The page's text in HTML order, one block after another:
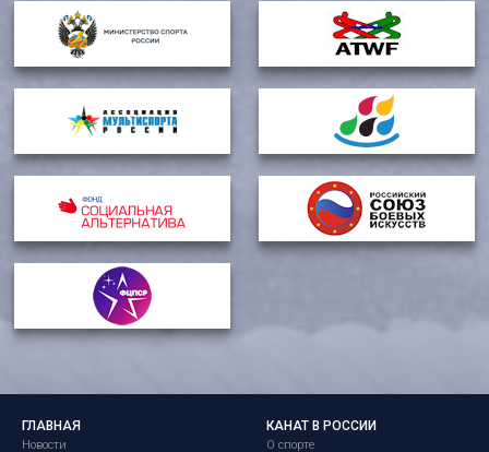
ГЛАВНАЯ
Новости
КАНАТ В РОССИИ
О спорте